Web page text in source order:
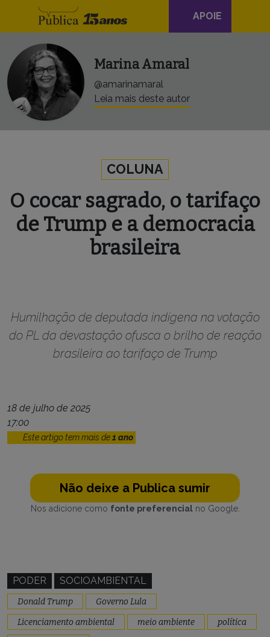
Skip to content
Navegação
principal
APOIE
Marina Amaral
@amarinamaral
Leia mais deste autor
COLUNA
O cocar sagrado, o tarifaço
de Trump e a democracia
brasileira
Humilhação de deputada indígena na votação
do PL da devastação ofusca o brilho de reação
brasileira ao tarifaço de Trump
18 de julho de 2025
17:00
Este artigo tem mais de1 ano
Não deixe a Publica sumir
Nos adicione como fonte preferencialno Google.
PODER SOCIOAMBIENTAL
Donald Trump
Governo Lula
Licenciamento ambiental
meio ambiente
política